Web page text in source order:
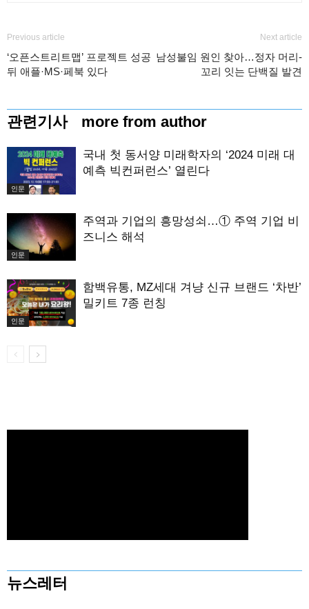
Previous article
‘오픈스트리트맵’ 프로젝트 성공
뒤 애플·MS·페북 있다
Next article
남성불임 원인 찾아…정자 머리-
꼬리 잇는 단백질 발견
관련기사 more from author
인문
국내 첫 동서양 미래학자의 ‘2024 미래 대
예측 빅컨퍼런스’ 열린다
인문
주역과 기업의 흥망성쇠…① 주역 기업 비
즈니스 해석
인문
함백유통, MZ세대 겨냥 신규 브랜드 ‘차반’
밀키트 7종 런칭
뉴스레터